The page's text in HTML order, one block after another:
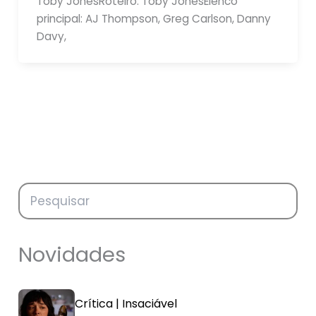
principal: AJ Thompson, Greg Carlson, Danny
Davy,
Novidades
Crítica | Insaciável